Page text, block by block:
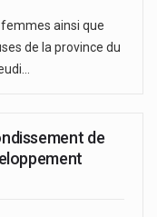
femmes ainsi que
de la province du
de